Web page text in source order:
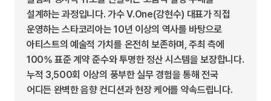
설계하는 과정입니다. 가수 V.One(강현수) 대표가 직접
운영하는 스타코리아는 10년 이상의 역사를 바탕으로
아티스트의 예술적 가치를 온전히 보존하며, 주최 측에
100% 표준 계약 준수와 투명한 정산 시스템을 보장합니다.
누적 3,500회 이상의 풍부한 실무 경험을 통해 전국
어디든 완벽한 음향 컨디션과 현장 케어를 약속드립니다.